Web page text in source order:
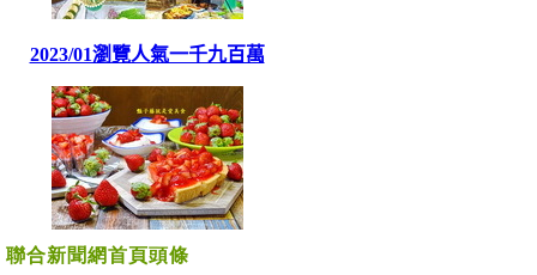
聯合新聞網首頁頭條